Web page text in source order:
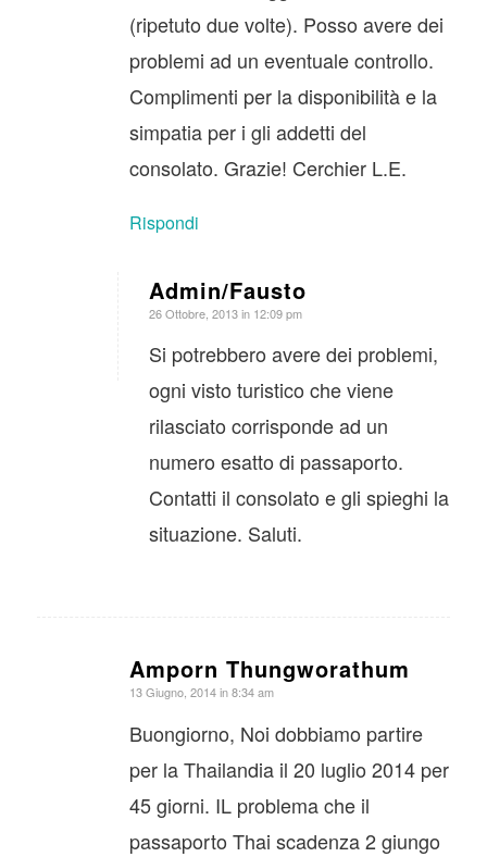
(ripetuto due volte). Posso avere dei
problemi ad un eventuale controllo.
Complimenti per la disponibilità e la
simpatia per i gli addetti del
consolato. Grazie! Cerchier L.E.
Rispondi
Admin/Fausto
dice:
26 Ottobre, 2013 in 12:09 pm
Si potrebbero avere dei problemi,
ogni visto turistico che viene
rilasciato corrisponde ad un
numero esatto di passaporto.
Contatti il consolato e gli spieghi la
situazione. Saluti.
Amporn Thungworathum
dice:
13 Giugno, 2014 in 8:34 am
Buongiorno, Noi dobbiamo partire
per la Thailandia il 20 luglio 2014 per
45 giorni. IL problema che il
passaporto Thai scadenza 2 giungo